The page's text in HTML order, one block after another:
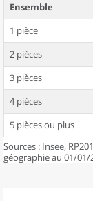
Ensemble
1 pièce
2 pièces
3 pièces
4 pièces
5 pièces ou plus
Sources : Insee,
géographie au 01/01/